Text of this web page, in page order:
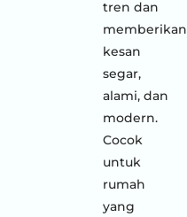
tren dan
memberikan
kesan
segar,
alami, dan
modern.
Cocok
untuk
rumah
yang